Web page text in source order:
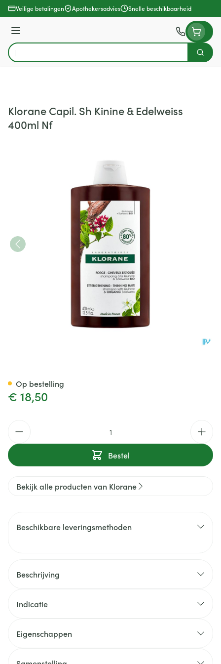
Ga naar de inhoud
Veilige betalingen Apothekersadvies Snelle beschikbaarheid
Menu
Product, merk, categorie...
Zoek
Klorane Capil. Sh Kinine & Edelweiss
400ml Nf
€ 18,50
Bestel
Op bestelling
Bekijk alle producten van Klorane
Beschikbare leveringsmethoden
Beschrijving
Indicatie
Eigenschappen